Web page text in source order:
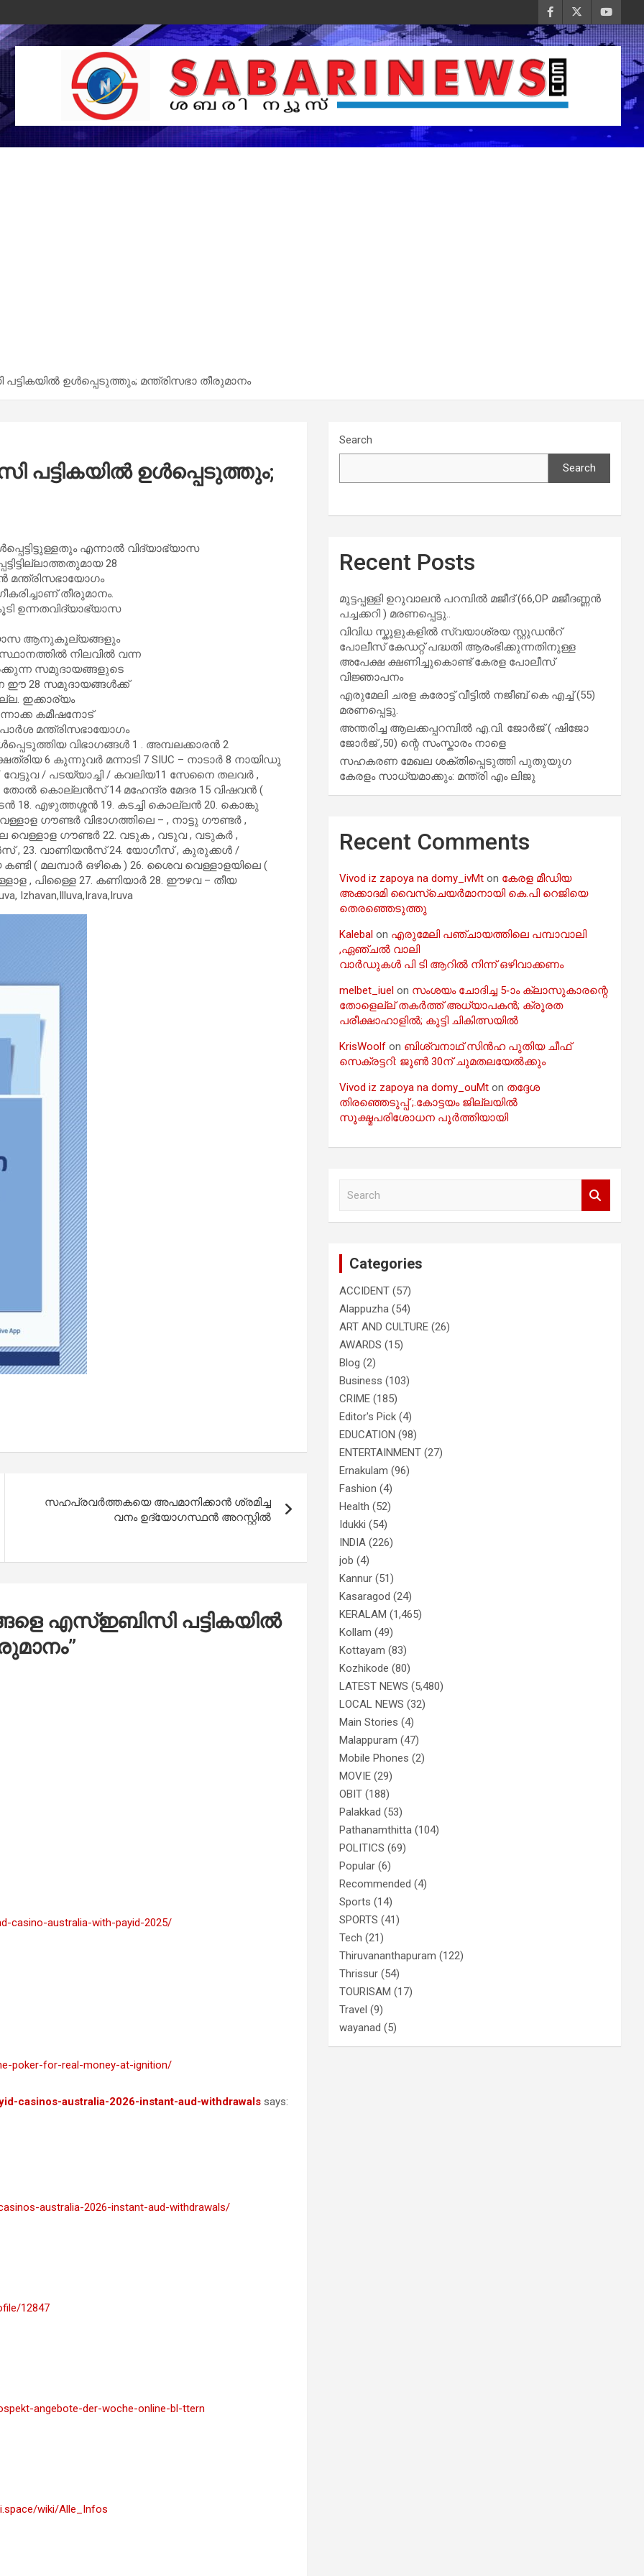
ഉൾപ്പെടുത്തും; മന്ത്രിസഭാ തീരുമാനം
ഉൾപ്പെടുത്തും;
എന്നാൽ വിദ്യാഭ്യാസ
28
മന്ത്രിസഭായോ​ഗം
തീരുമാനം.
ഉന്നതവിദ്യാഭ്യാസ
ആനുകൂല്യങ്ങളും
നിലവിൽ വന്ന
സമുദായങ്ങളുടെ
ഈ 28 സമുദായങ്ങൾക്ക്
ഇക്കാര്യം
കമീഷനോട്
മന്ത്രിസഭായോഗം
വിഭാ​ഗങ്ങൾ 1 . അമ്പലക്കാരൻ 2
6 കുന്നുവർ മന്നാടി 7 SIUC – നാടാർ 8 നായിഡു
വേട്ടുവ / പടയ്യാച്ചി / കവലിയ11 സേനൈ തലവർ ,
തോൽ കൊല്ലൻസ് 14 മഹേന്ദ്ര മേദര 15 വിഷവൻ (
18. എഴുത്തശ്ശൻ 19. കടച്ചി കൊല്ലൻ 20. കൊങ്കു
ഗൗണ്ടർ വിഭാഗത്തിലെ – , നാട്ടു ഗൗണ്ടർ ,
വെള്ളാള ഗൗണ്ടർ 22. വടുക , വടുവ , വടുകർ ,
23. വാണിയൻസ് 24. യോഗീസ് , കുരുക്കൾ /
കണ്ടി ( മലമ്പാർ ഒഴികെ ) 26. ശൈവ വെള്ളാളയിലെ (
, പിള്ളൈ 27. കണിയാർ 28. ഈഴവ – തീയ
Izhavan,Illuva,Irava,Iruva
സഹപ്രവർത്തകയെ അപമാനിക്കാൻ ശ്രമിച്ച
വനം ഉദ്യോഗസ്ഥൻ അറസ്റ്റിൽ
എസ്ഇബിസി പട്ടികയിൽ
”
casino-australia-with-payid-2025/
poker-for-real-money-at-ignition/
casinos-australia-2026-instant-aud-withdrawals says:
australia-2026-instant-aud-withdrawals/
12847
angebote-der-woche-online-bl-ttern
wiki/Alle_Infos
Search
Search
Recent Posts
മുട്ടപ്പള്ളി ഉറുവാലൻ പറമ്പിൽ മജീദ് (66,OP മജീദണ്ണൻ
പച്ചക്കറി ) മരണപ്പെട്ടു..
വിവിധ സ്കൂളുകളില്‍ സ്വയാശ്രയ സ്റ്റുഡന്‍റ്
പോലീസ് കേഡറ്റ് പദ്ധതി ആരംഭിക്കുന്നതിനുള്ള
അപേക്ഷ ക്ഷണിച്ചുകൊണ്ട് കേരള പോലീസ്
വിജ്ഞാപനം
എരുമേലി ചരള കരോട്ട് വീട്ടിൽ നജീബ് കെ എച്ച് (55)
മരണപ്പെട്ടു.
അന്തരിച്ച ആ​ല​ക്ക​പ്പ​റമ്പിൽ​ എ.​വി. ജോ​ർ​ജ് ( ഷിജോ
ജോർജ് ,50) ന്റെ സംസ്കാരം നാളെ
സഹകരണ മേഖല ശക്തിപ്പെടുത്തി പുതുയുഗ
കേരളം സാധ്യമാക്കും: മന്ത്രി എം ലിജു
Recent Comments
Vivod iz zapoya na domy_ivMt on കേരള മീഡിയ
അക്കാദമി വൈസ്ചെയർമാനായി കെ.പി റെജിയെ
തെരഞ്ഞെടുത്തു
Kalebal on എരുമേലി പഞ്ചായത്തിലെ പമ്പാവാലി
,ഏഞ്ചൽ വാലി
വാർഡുകൾ പി ടി ആറിൽ നിന്ന് ഒഴിവാക്കണം
melbet_iuel on സംശയം ചോദിച്ച 5-ാം ക്ലാസുകാരന്റെ
തോളെല്ല് തകർത്ത് അധ്യാപകൻ; ക്രൂരത
പരീക്ഷാഹാളിൽ; കുട്ടി ചികിത്സയിൽ
KrisWoolf on ബിശ്വനാഥ് സിൻഹ പുതിയ ചീഫ്
സെക്രട്ടറി: ജൂൺ 30ന് ചുമതലയേൽക്കും
Vivod iz zapoya na domy_ouMt on തദ്ദേശ
തിരഞ്ഞെടുപ്പ് ;.കോട്ടയം ജില്ലയിൽ
സൂക്ഷ്മപരിശോധന പൂർത്തിയായി
Categories
ACCIDENT (57)
Alappuzha (54)
ART AND CULTURE (26)
AWARDS (15)
Blog (2)
Business (103)
CRIME (185)
Editor's Pick (4)
EDUCATION (98)
ENTERTAINMENT (27)
Ernakulam (96)
Fashion (4)
Health (52)
Idukki (54)
INDIA (226)
job (4)
Kannur (51)
Kasaragod (24)
KERALAM (1,465)
Kollam (49)
Kottayam (83)
Kozhikode (80)
LATEST NEWS (5,480)
LOCAL NEWS (32)
Main Stories (4)
Malappuram (47)
Mobile Phones (2)
MOVIE (29)
OBIT (188)
Palakkad (53)
Pathanamthitta (104)
POLITICS (69)
Popular (6)
Recommended (4)
Sports (14)
SPORTS (41)
Tech (21)
Thiruvananthapuram (122)
Thrissur (54)
TOURISAM (17)
Travel (9)
wayanad (5)